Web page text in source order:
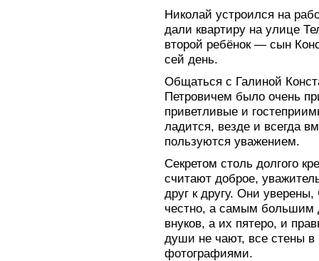
Николай устроился на
дали квартиру на улице
второй ребёнок — сын
сей день.
Общаться с Галиной
Петровичем было очень
приветливые и
ладится, везде и всегда
пользуются уважением.
Секретом столь долгого
считают доброе,
друг к другу. Они
честно, а самым большим
внуков, а их пятеро, и
души не чают, все стены
фотографиями.